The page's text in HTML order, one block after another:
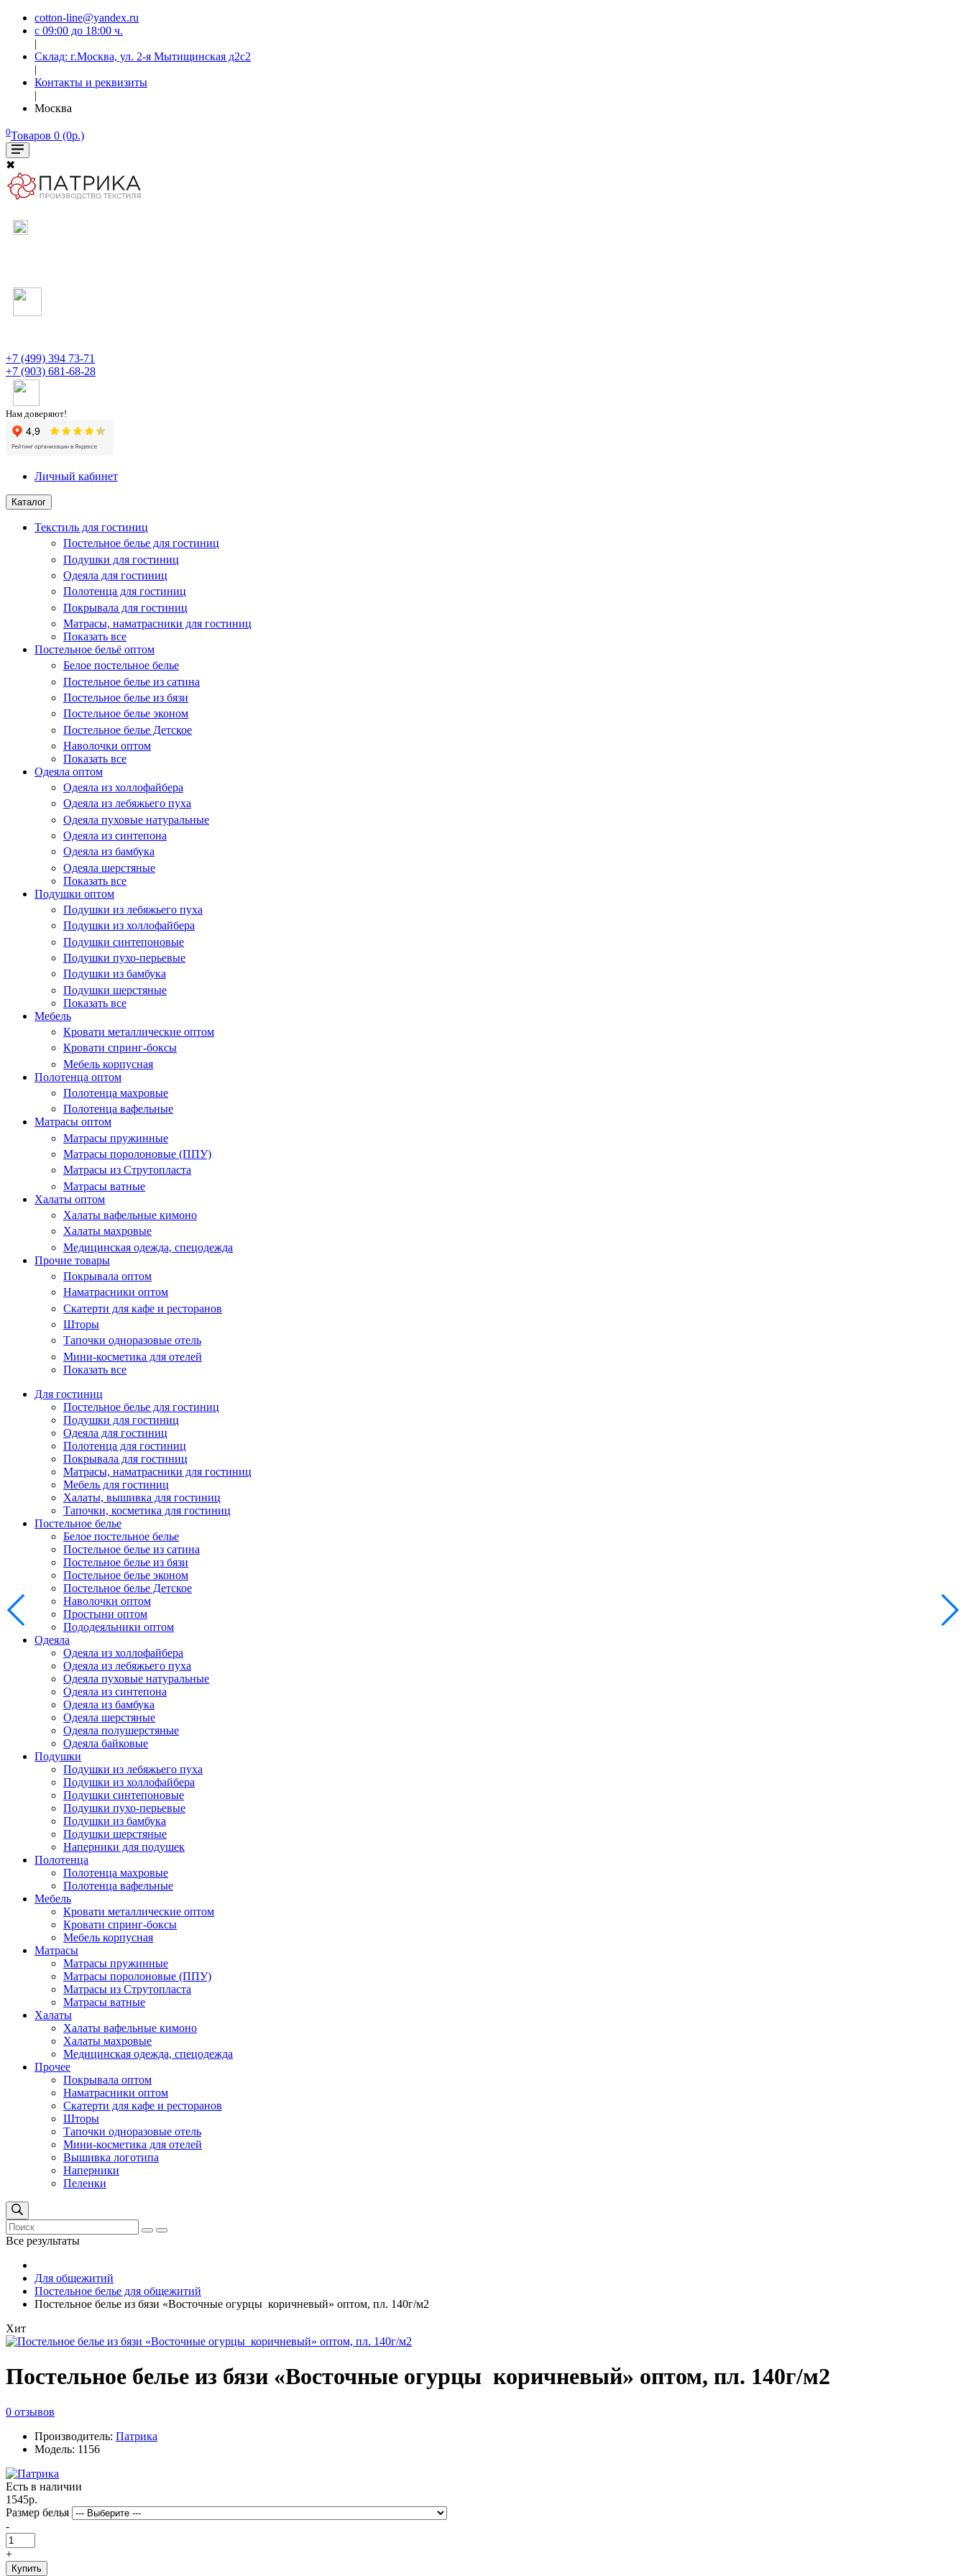
cotton-line@yandex.ru
с 09:00 до 18:00 ч.
|
Склад: г.Москва, ул. 2-я Мытищинская д2с2
|
Контакты и реквизиты
|
Москва
0Товаров 0 (0р.)
✖
+7 (499) 394 73-71
+7 (903) 681-68-28
Нам доверяют!
Личный кабинет
Каталог
Текстиль для гостиниц
Постельное белье для гостиниц
Подушки для гостиниц
Одеяла для гостиниц
Полотенца для гостиниц
Покрывала для гостиниц
Матрасы, наматрасники для гостиниц
Показать все
Постельное бельё оптом
Белое постельное белье
Постельное белье из сатина
Постельное белье из бязи
Постельное белье эконом
Постельное белье Детское
Наволочки оптом
Показать все
Одеяла оптом
Одеяла из холлофайбера
Одеяла из лебяжьего пуха
Одеяла пуховые натуральные
Одеяла из синтепона
Одеяла из бамбука
Одеяла шерстяные
Показать все
Подушки оптом
Подушки из лебяжьего пуха
Подушки из холлофайбера
Подушки синтепоновые
Подушки пухо-перьевые
Подушки из бамбука
Подушки шерстяные
Показать все
Мебель
Кровати металлические оптом
Кровати спринг-боксы
Мебель корпусная
Полотенца оптом
Полотенца махровые
Полотенца вафельные
Матрасы оптом
Матрасы пружинные
Матрасы поролоновые (ППУ)
Матрасы из Струтопласта
Матрасы ватные
Халаты оптом
Халаты вафельные кимоно
Халаты махровые
Медицинская одежда, спецодежда
Прочие товары
Покрывала оптом
Наматрасники оптом
Скатерти для кафе и ресторанов
Шторы
Тапочки одноразовые отель
Мини-косметика для отелей
Показать все
Для гостиниц
Постельное белье для гостиниц
Подушки для гостиниц
Одеяла для гостиниц
Полотенца для гостиниц
Покрывала для гостиниц
Матрасы, наматрасники для гостиниц
Мебель для гостиниц
Халаты, вышивка для гостиниц
Тапочки, косметика для гостиниц
Постельное белье
Белое постельное белье
Постельное белье из сатина
Постельное белье из бязи
Постельное белье эконом
Постельное белье Детское
Наволочки оптом
Простыни оптом
Пододеяльники оптом
Одеяла
Одеяла из холлофайбера
Одеяла из лебяжьего пуха
Одеяла пуховые натуральные
Одеяла из синтепона
Одеяла из бамбука
Одеяла шерстяные
Одеяла полушерстяные
Одеяла байковые
Подушки
Подушки из лебяжьего пуха
Подушки из холлофайбера
Подушки синтепоновые
Подушки пухо-перьевые
Подушки из бамбука
Подушки шерстяные
Наперники для подушек
Полотенца
Полотенца махровые
Полотенца вафельные
Мебель
Кровати металлические оптом
Кровати спринг-боксы
Мебель корпусная
Матрасы
Матрасы пружинные
Матрасы поролоновые (ППУ)
Матрасы из Струтопласта
Матрасы ватные
Халаты
Халаты вафельные кимоно
Халаты махровые
Медицинская одежда, спецодежда
Прочее
Покрывала оптом
Наматрасники оптом
Скатерти для кафе и ресторанов
Шторы
Тапочки одноразовые отель
Мини-косметика для отелей
Вышивка логотипа
Наперники
Пеленки
Все результаты
Для общежитий
Постельное белье для общежитий
Постельное белье из бязи «Восточные огурцы коричневый» оптом, пл. 140г/м2
Хит
Постельное белье из бязи «Восточные огурцы коричневый» оптом, пл. 140г/м2
0 отзывов
Производитель: Патрика
Модель: 1156
Есть в наличии
1545р.
Размер белья
-
+
Купить